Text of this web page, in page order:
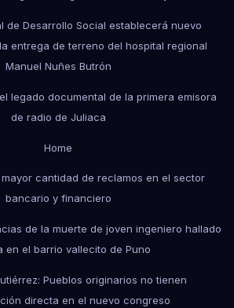
de Desarrollo Social establecerá nuevo
entrega de terreno del hospital regional
Manuel Nuñes Butrón
legado documental de la primera emisora
de radio de Juliaca
Home
mayor cantidad de reclamos en el sector
bancario y financiero
de la muerte de joven ingeniero hallado
en el barrio vallecito de Puno
Pueblos originarios no tienen
directa en el nuevo congreso